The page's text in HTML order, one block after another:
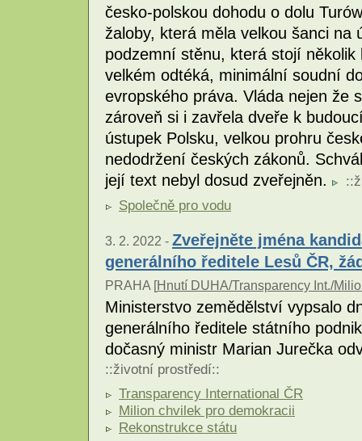
česko-polskou dohodu o dolu
žaloby, která měla velkou šanci na
podzemní stěnu, která stojí
velkém odtéká, minimální soudní
evropského práva. Vláda nejen že
zároveň si i zavřela dveře k
ústupek Polsku, velkou prohru
nedodržení českých zákonů.
její text nebyl dosud zveřejněn.
::
Společně pro vodu
3. 2. 2022 - Zveřejněte jména
generálního ředitele Lesů ČR,
PRAHA [Hnutí DUHA/Transparency Int./
Ministerstvo zemědělství vypsalo
generálního ředitele státního
dočasný ministr Marian Jurečka
::životní prostředí::
Transparency International ČR
Milion chvilek pro demokracii
Rekonstrukce státu